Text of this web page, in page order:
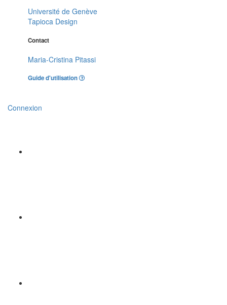
Université de Genève
Tapioca Design
Contact
Maria-Cristina Pitassi
Guide d'utilisation
Connexion